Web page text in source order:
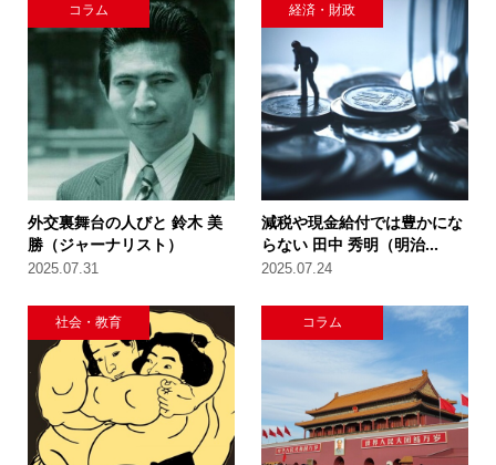
コラム
外交裏舞台の人びと 鈴木 美
勝（ジャーナリスト）
2025.07.31
経済・財政
減税や現金給付では豊かにな
らない 田中 秀明（明治...
2025.07.24
社会・教育 コラム